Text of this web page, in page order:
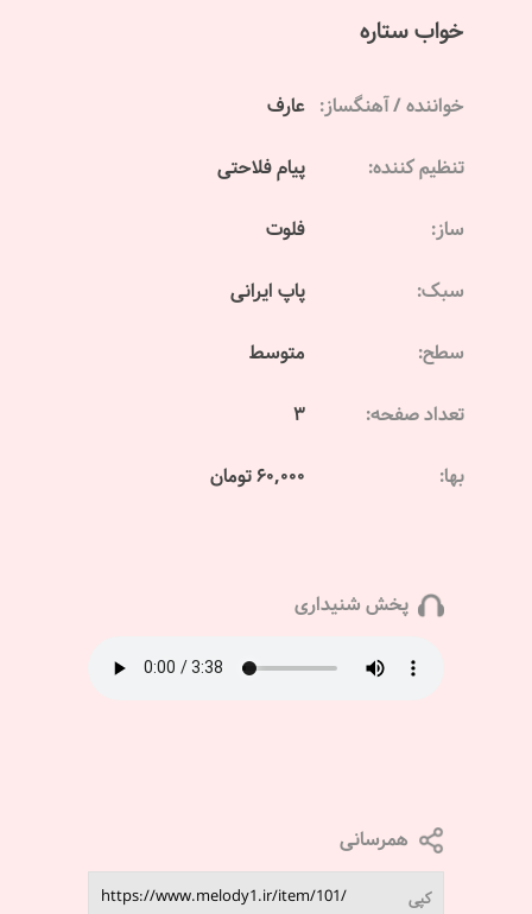
خواب ستاره
خواننده / آهنگساز: عارف
تنظیم کننده: پیام فلاحتی
ساز: فلوت
سبک: پاپ ایرانی
سطح: متوسط
تعداد صفحه: 3
بها: 60,000 تومان
پخش شنیداری
همرسانی
کپی